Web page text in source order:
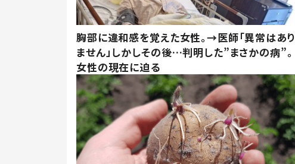
胸部に違和感を覚えた女性。→医師「異常はあり
ません」しかしその後…判明した”まさかの病”。
女性の現在に迫る